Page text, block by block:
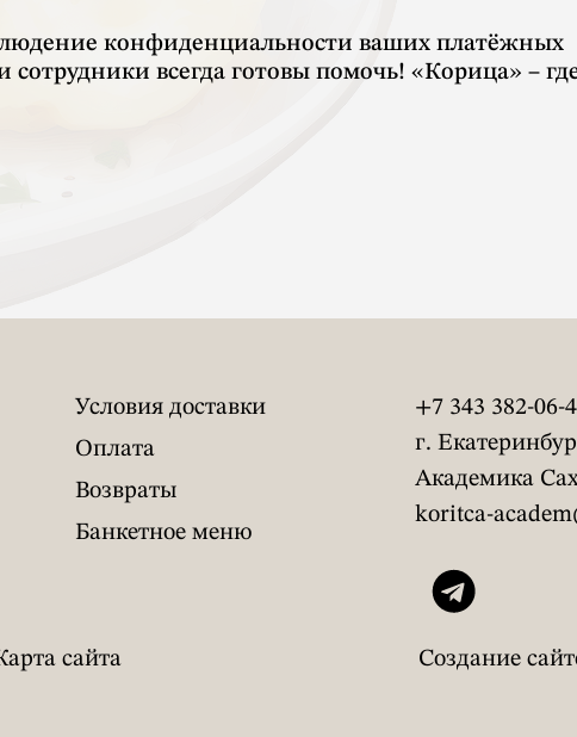
конфиденциальности ваших платёжных
всегда готовы помочь! «Корица» –
Условия доставки
Оплата
Возвраты
Банкетное меню
+7 343 382-06-
г.
Академика
koritca-
сайта Создание